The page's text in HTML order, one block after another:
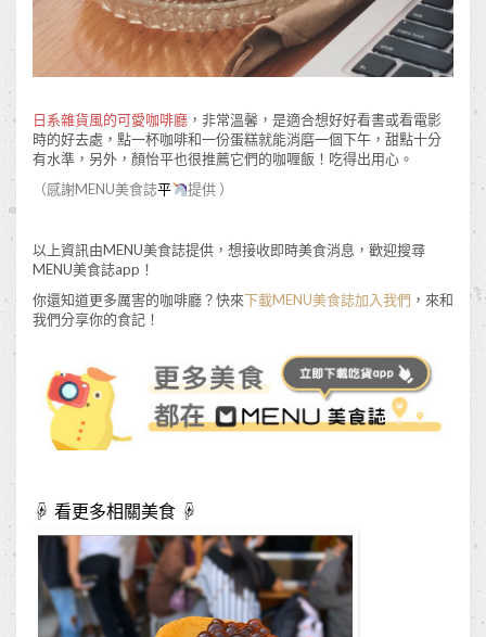
日系雜貨風的可愛咖啡廳 ，非常溫馨，是適合想好好看書或看電影
時的好去處，點一杯咖啡和一份蛋糕就能消磨一個下午，甜點十分
有水準，另外，顏怡平也很推薦它們的咖喱飯！吃得出用心。
（感謝MENU美食誌平 提供 ）
以上資訊由MENU美食誌提供，想接收即時美食消息，歡迎搜尋
MENU美食誌app！
你還知道更多厲害的咖啡廳？快來下載MENU美食誌加入我們 ，來和
我們分享你的食記！
☟ 看更多相關美食 ☟